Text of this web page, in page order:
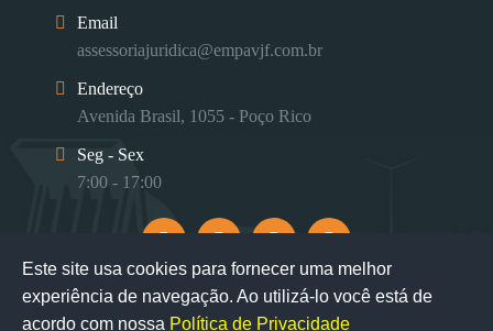
Email
assessoriajuridica@empavjf.com.br
Endereço
Avenida Brasil, 1055 - Poço Rico
Seg - Sex
7:00 - 17:00
Este site usa cookies para fornecer uma melhor
experiência de navegação. Ao utilizá-lo você está de
acordo com nossa Política de Privacidade